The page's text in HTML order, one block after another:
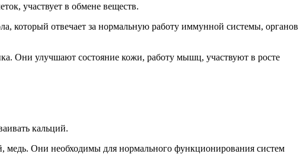
участвует в обмене веществ.
который отвечает за нормальную работу иммунной системы, органов
Они улучшают состояние кожи, работу мышц, участвуют в росте
кальций.
Они необходимы для нормального функционирования систем